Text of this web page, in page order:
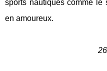
sports nautiques comme
en amoureux.